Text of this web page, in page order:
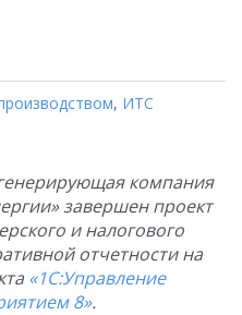
, ИТС
компания
завершен проект
и налогового
отчетности на
«1С:Управление
8».